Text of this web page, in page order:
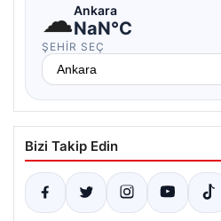
☁Ankara
NaN°C
ŞEHIR SEÇ
Bizi Takip Edin